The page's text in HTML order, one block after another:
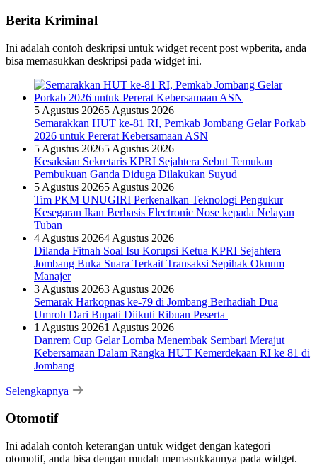
Berita Kriminal
Ini adalah contoh deskripsi untuk widget recent post wpberita, anda
bisa memasukkan deskripsi pada widget ini.
5 Agustus 20265 Agustus 2026
Semarakkan HUT ke-81 RI, Pemkab Jombang Gelar Porkab
2026 untuk Pererat Kebersamaan ASN
5 Agustus 20265 Agustus 2026
Kesaksian Sekretaris KPRI Sejahtera Sebut Temukan
Pembukuan Ganda Diduga Dilakukan Suyud
5 Agustus 20265 Agustus 2026
Tim PKM UNUGIRI Perkenalkan Teknologi Pengukur
Kesegaran Ikan Berbasis Electronic Nose kepada Nelayan
Tuban
4 Agustus 20264 Agustus 2026
Dilanda Fitnah Soal Isu Korupsi Ketua KPRI Sejahtera
Jombang Buka Suara Terkait Transaksi Sepihak Oknum
Manajer
3 Agustus 20263 Agustus 2026
Semarak Harkopnas ke-79 di Jombang Berhadiah Dua
Umroh Dari Bupati Diikuti Ribuan Peserta
1 Agustus 20261 Agustus 2026
Danrem Cup Gelar Lomba Menembak Sembari Merajut
Kebersamaan Dalam Rangka HUT Kemerdekaan RI ke 81 di
Jombang
Selengkapnya
Otomotif
Ini adalah contoh keterangan untuk widget dengan kategori
otomotif, anda bisa dengan mudah memasukkannya pada widget.